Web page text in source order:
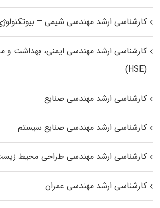
کارشناسی ارشد مهندسی شیمی –
کارشناسی ارشد مهندسی ایمنی، بهداشت
(HSE)
کارشناسی ارشد مهندسی صنایع
کارشناسی ارشد مهندسی صنایع سیستم
کارشناسی ارشد مهندسی طراحی محیط
کارشناسی ارشد مهندسی عمران